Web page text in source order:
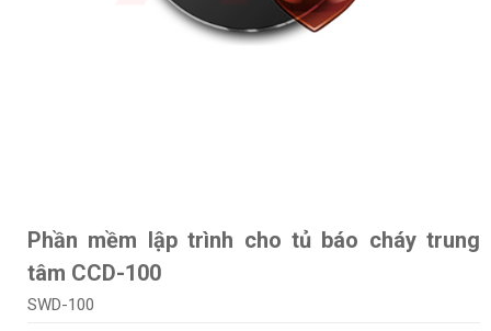
Phần mềm lập trình cho tủ báo cháy trung
tâm CCD-100
SWD-100